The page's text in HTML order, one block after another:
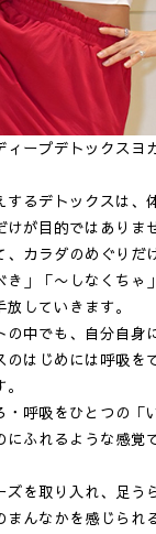
ィープデトックスヨ
するデトックスは、
が目的ではありま
、カラダのめぐりだ
き」「〜しなくちゃ
していきます。
の中でも、自分自身
のはじめには呼吸を
・呼吸をひとつの「
にふれるような感覚
ズを取り入れ、足う
んなかを感じられ